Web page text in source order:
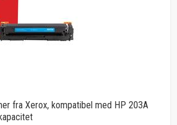
fra Xerox, kompatibel med HP 203A